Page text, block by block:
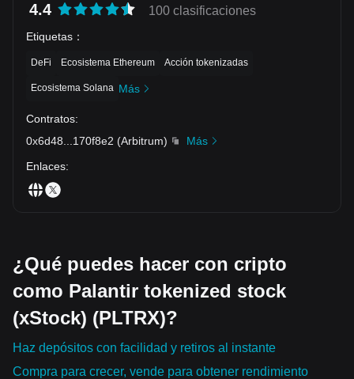
4.4 100 clasificaciones
Etiquetas ：
DeFi Ecosistema Ethereum Acción tokenizadas
Ecosistema Solana Más
Contratos:
0x6d48
170f8e2 (Arbitrum)
Más
Enlaces:
¿Qué puedes hacer con cripto
como Palantir tokenized stock
(xStock) (PLTRX)?
Haz depósitos con facilidad y retiros al instante
Compra para crecer, vende para obtener rendimiento